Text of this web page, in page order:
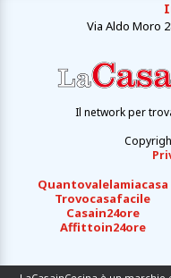
Via Aldo Moro
Il network per
Quantovalelamiacasa
Trovocasafacile
Casain24ore
Affittoin24ore